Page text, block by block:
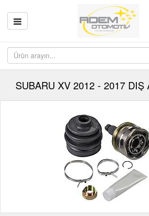
SUBARU XV 2012 - 2017 DIŞ